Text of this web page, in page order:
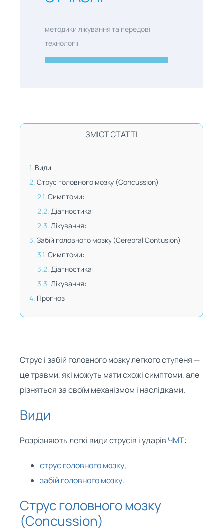
методики лікування та передові
технології
ЗМІСТ СТАТТІ
Види
Струс головного мозку (Concussion)
Симптоми:
Діагностика:
Лікування:
Забій головного мозку (Cerebral Contusion)
Симптоми:
Діагностика:
Лікування:
Прогноз
Струс і забій головного мозку легкого ступеня —
це травми, які можуть мати схожі симптоми, але
різняться за своїм механізмом і наслідками.
Види
Розрізняють легкі види струсів і ударів ЧМТ:
струс головного мозку,
забій головного мозку.
Струс головного мозку
(Concussion)